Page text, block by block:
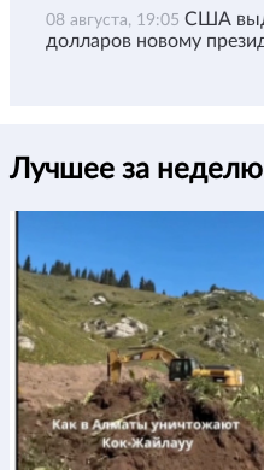
08 августа, 19:05 США
долларов новому
Лучшее за неделю